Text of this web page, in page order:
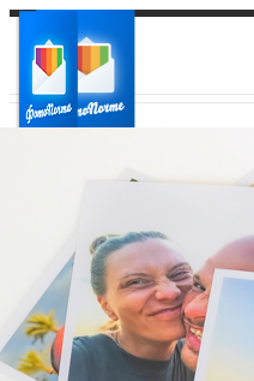
Ваш регион доставки
Выберите из списка: